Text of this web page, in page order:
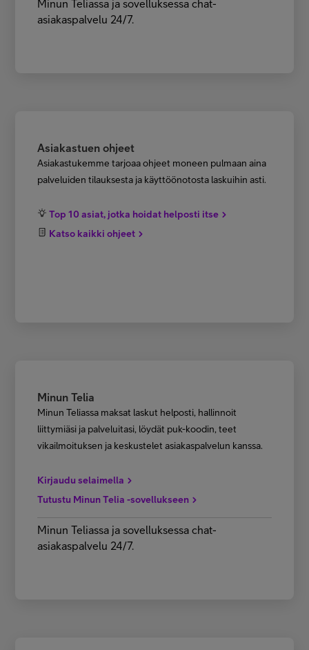
Minun Teliassa ja sovelluksessa chat-
asiakaspalvelu 24/7.
Asiakastuen ohjeet
Asiakastukemme tarjoaa ohjeet moneen pulmaan aina
palveluiden tilauksesta ja käyttöönotosta laskuihin asti.
Top 10 asiat, jotka hoidat helposti itse
Katso kaikki ohjeet
Minun Telia
Minun Teliassa maksat laskut helposti, hallinnoit
liittymiäsi ja palveluitasi, löydät puk-koodin, teet
vikailmoituksen ja keskustelet asiakaspalvelun kanssa.
Kirjaudu selaimella
Tutustu Minun Telia -sovellukseen
Minun Teliassa ja sovelluksessa chat-
asiakaspalvelu 24/7.